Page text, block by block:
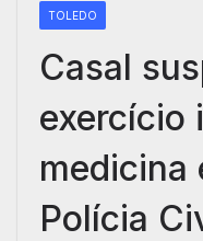
TOLEDO
Casal
exercício
medicina
Polícia